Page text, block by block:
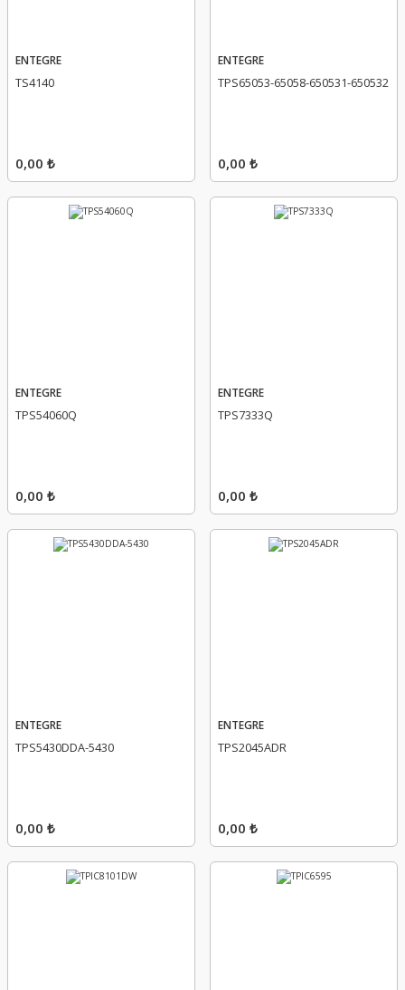
ENTEGRE
TS4140
0,00 ₺
ENTEGRE
TPS65053-65058-650531-650532
0,00 ₺
ENTEGRE
TPS54060Q
0,00 ₺
ENTEGRE
TPS7333Q
0,00 ₺
ENTEGRE
TPS5430DDA-5430
0,00 ₺
ENTEGRE
TPS2045ADR
0,00 ₺